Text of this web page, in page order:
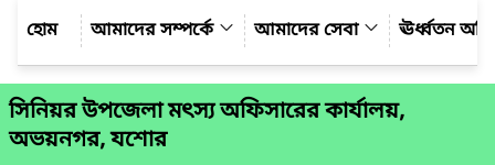
আমাদের সম্পর্কে
আমাদের সেবা ঊর্ধ্বতন
সিনিয়র উপজেলা মৎস্য অফিসারের কার্যালয়,
অভয়নগর, যশোর